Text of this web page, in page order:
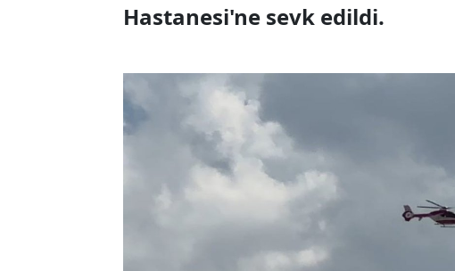
Hastanesi'ne sevk edildi.